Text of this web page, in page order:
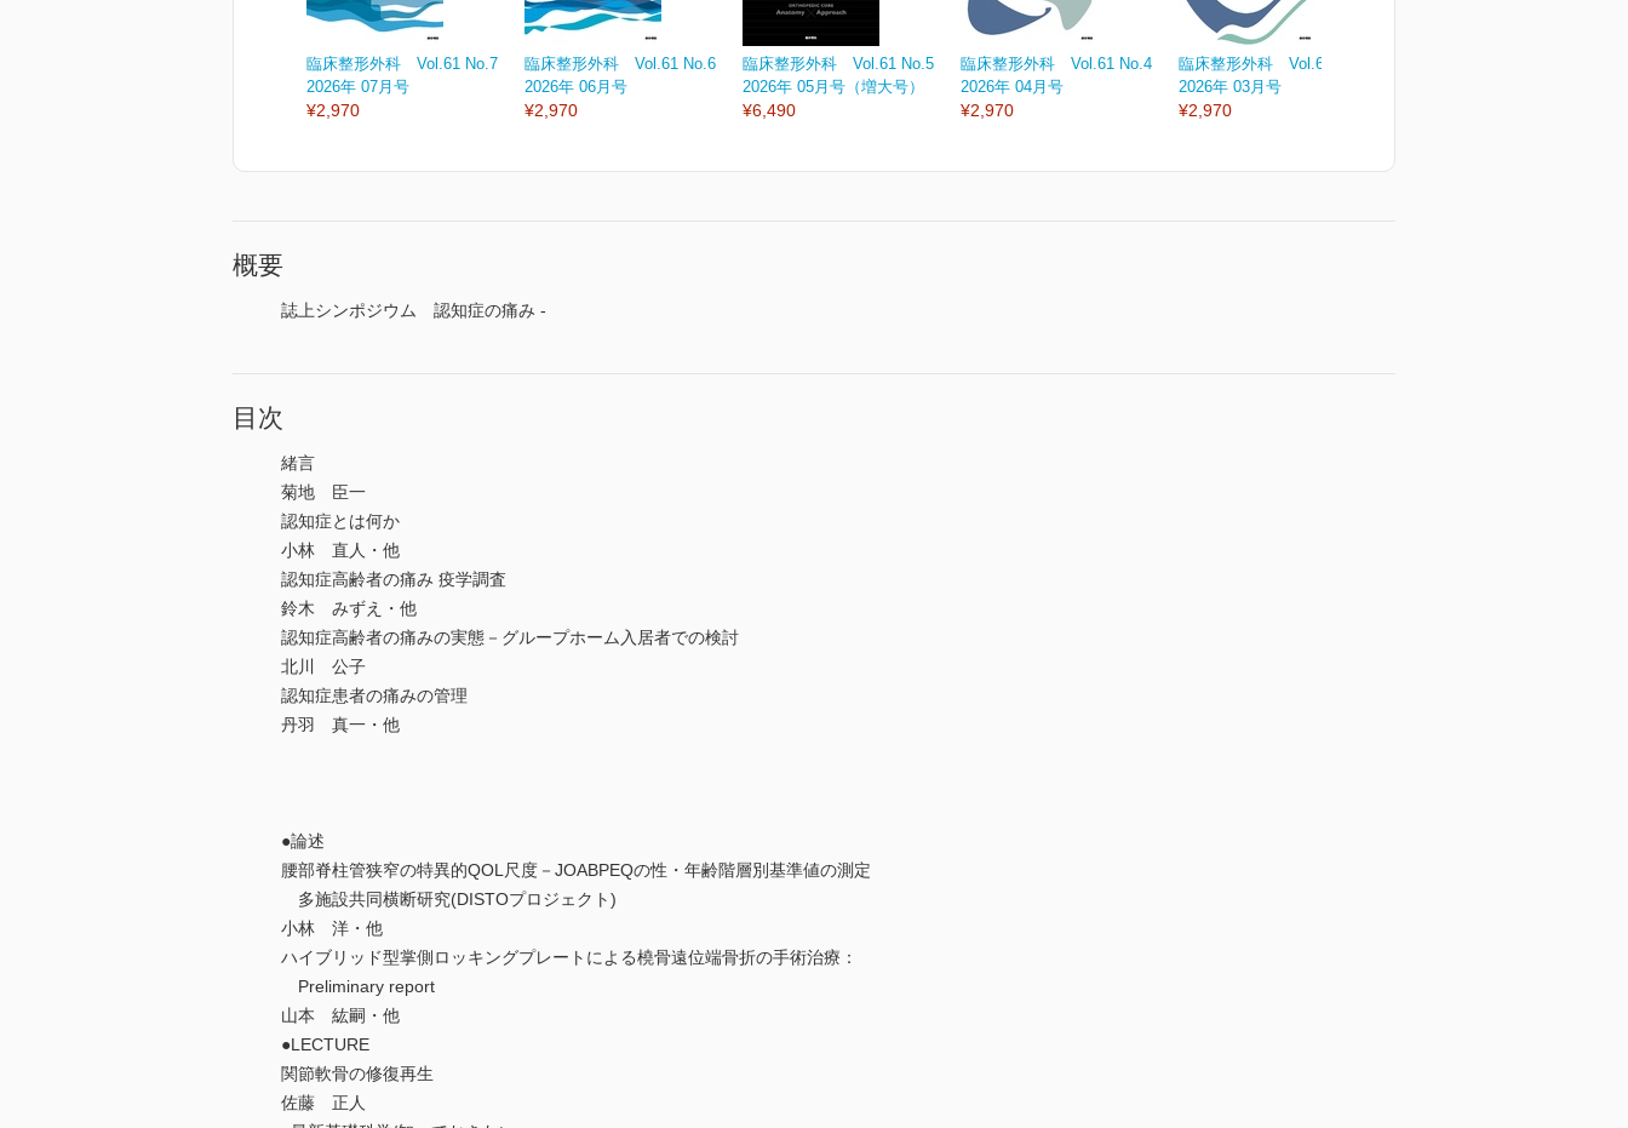
臨床整形外科 Vol.61 No.7
2026年 07月号
¥2,970
臨床整形外科 Vol.61 No.6
2026年 06月号
¥2,970
臨床整形外科 Vol.61 No.5
2026年 05月号（増大号）
¥6,490
臨床整形外科 Vol.61 No.4
2026年 04月号
¥2,970
臨床整形外科 Vol.61 No.3
2026年 03月号
¥2,970
概要
誌上シンポジウム 認知症の痛み -
目次
緒言
菊地 臣一
認知症とは何か
小林 直人・他
認知症高齢者の痛み 疫学調査
鈴木 みずえ・他
認知症高齢者の痛みの実態－グループホーム入居者での検討
北川 公子
認知症患者の痛みの管理
丹羽 真一・他
●論述
腰部脊柱管狭窄の特異的QOL尺度－JOABPEQの性・年齢階層別基準値の測定
多施設共同横断研究(DISTOプロジェクト)
小林 洋・他
ハイブリッド型掌側ロッキングプレートによる橈骨遠位端骨折の手術治療：
Preliminary report
山本 紘嗣・他
●LECTURE
関節軟骨の修復再生
佐藤 正人